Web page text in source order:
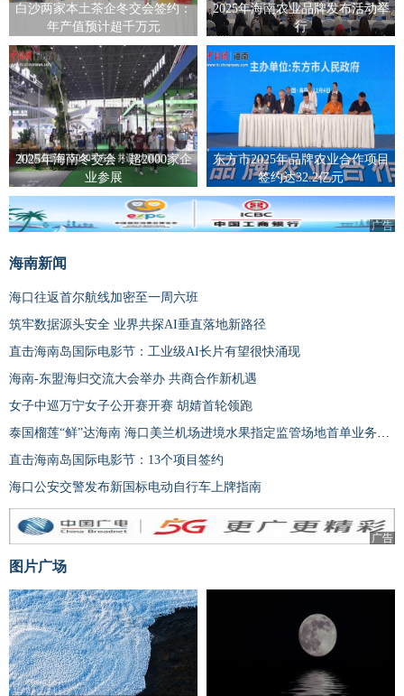
白沙两家本土茶企冬交会签约：
年产值预计超千万元
2025年海南农业品牌发布活动举
行
2025年海南冬交会：超2000家企
业参展
东方市2025年品牌农业合作项目
签约达32.2亿元
广告
海南新闻
海口往返首尔航线加密至一周六班
筑牢数据源头安全 业界共探AI垂直落地新路径
直击海南岛国际电影节：工业级AI长片有望很快涌现
海南-东盟海归交流大会举办 共商合作新机遇
女子中巡万宁女子公开赛开赛 胡婧首轮领跑
泰国榴莲“鲜”达海南 海口美兰机场进境水果指定监管场地首单业务落地
直击海南岛国际电影节：13个项目签约
海口公安交警发布新国标电动自行车上牌指南
广告
图片广场